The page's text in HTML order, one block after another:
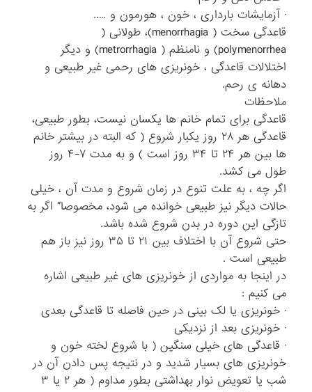
· آزمایشات بارداری ، خون ، هورمون و …..
قاعدگی سخت ( menorrhagia)، طولانی (
polymenorrhea) و نامنظم ( metrorrhagia) و دیگر
اختلالات قاعدگی ، خونریزی های رحمی غیر طبیعی و
دهانه ی رحم.
ملاحظات
قاعدگی برای تمام خانم ها یکسان نیست، بطور طبیعی،
قاعدگی هر ۲۸ روز یکبار شروع ( که البته در بیشتر خانم
ها بین هر ۲۴ تا ۳۴ روز است ) و به مدت ۷-۴ روز
طول می کشد.
اگر چه ، به علت تنوع در زمان شروع و مدت آن ، خیلی
حالات دیگر نیز طبیعی خوانده می شود، مخصوصا” اگر به
تازگی این دوره در بدن شروع شده باشد.
حتی شروع آن با اختلاف بین ۲۱ تا ۳۵ روز نیز باز هم
طبیعی است .
در اینجا به مواردی از خونریزی های غیر طبیعی اشاره
می کنیم :
· خونریزی یا لک بینی در حین فاصله تا قاعدگی بعدی
· خونریزی بعد از نزدیکی
· قاعدگی های خیلی سنگین ( با شروع لخته خون و
خونریزی های بسیار شدید و در نتیجه پس دادن آن در
شب یا تعویض نوار بهداشتی بطور مداوم ( هر ۲ یا ۳